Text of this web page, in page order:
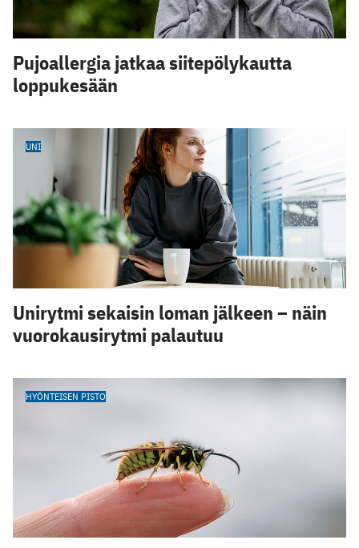
Pujoallergia jatkaa siitepölykautta
loppukesään
UNI
Unirytmi sekaisin loman jälkeen – näin
vuorokausirytmi palautuu
HYÖNTEISEN PISTO